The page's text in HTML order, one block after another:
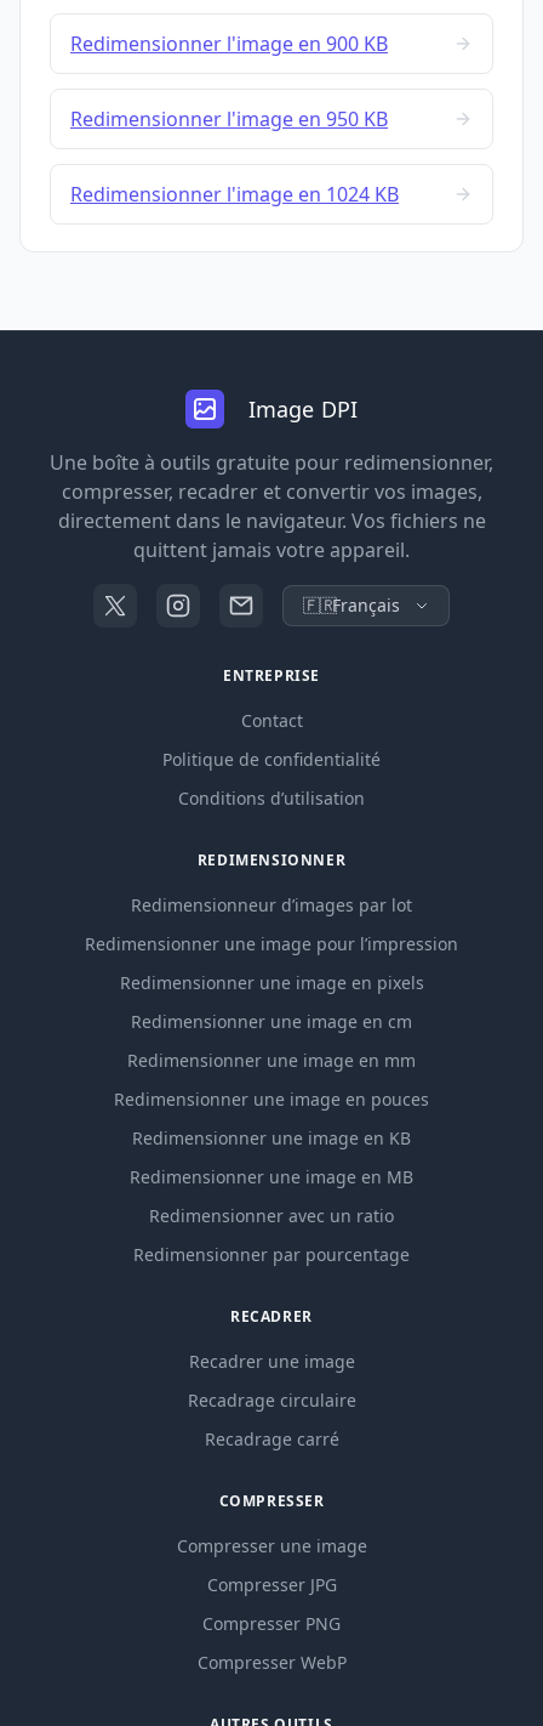
Redimensionner l'image en 900 KB
Redimensionner l'image en 950 KB
Redimensionner l'image en 1024 KB
Image DPI
Une boîte à outils gratuite pour redimensionner,
compresser, recadrer et convertir vos images,
directement dans le navigateur. Vos fichiers ne
quittent jamais votre appareil.
🇫🇷Français
ENTREPRISE
Contact
Politique de confidentialité
Conditions d’utilisation
REDIMENSIONNER
Redimensionneur d’images par lot
Redimensionner une image pour l’impression
Redimensionner une image en pixels
Redimensionner une image en cm
Redimensionner une image en mm
Redimensionner une image en pouces
Redimensionner une image en KB
Redimensionner une image en MB
Redimensionner avec un ratio
Redimensionner par pourcentage
RECADRER
Recadrer une image
Recadrage circulaire
Recadrage carré
COMPRESSER
Compresser une image
Compresser JPG
Compresser PNG
Compresser WebP